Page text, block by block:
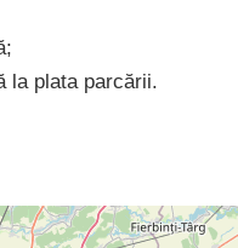
la plata parcării.